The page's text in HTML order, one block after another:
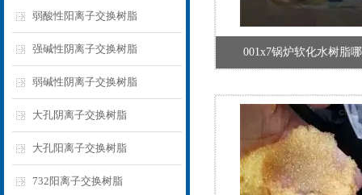
弱酸性阳离子交换树脂
强碱性阴离子交换树脂
弱碱性阴离子交换树脂
大孔阴离子交换树脂
大孔阳离子交换树脂
732阳离子交换树脂
001x7锅炉软化水树脂